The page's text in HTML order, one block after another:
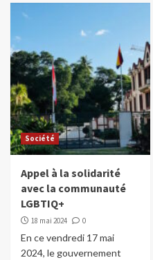
Société
Appel à la solidarité
avec la communauté
LGBTIQ+
18 mai 2024 0
En ce vendredi 17 mai
2024, le gouvernement